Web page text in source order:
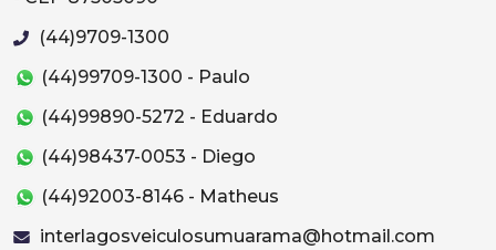
(44)9709-1300
(44)99709-1300 - Paulo
(44)99890-5272 - Eduardo
(44)98437-0053 - Diego
(44)92003-8146 - Matheus
interlagosveiculosumuarama@hotmail.com